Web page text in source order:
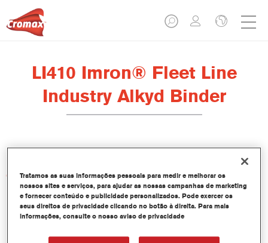
LI410 Imron® Fleet Line
Industry Alkyd Binder
Características do produto
Product Variant
Tratamos as suas informações pessoais para medir e melhorar os
nossos sites e serviços, para ajudar as nossas campanhas de marketing
e fornecer conteúdo e publicidade personalizados. Pode exercer os
seus direitos de privacidade clicando no botão à direita. Para mais
informações, consulte o nosso aviso de privacidade